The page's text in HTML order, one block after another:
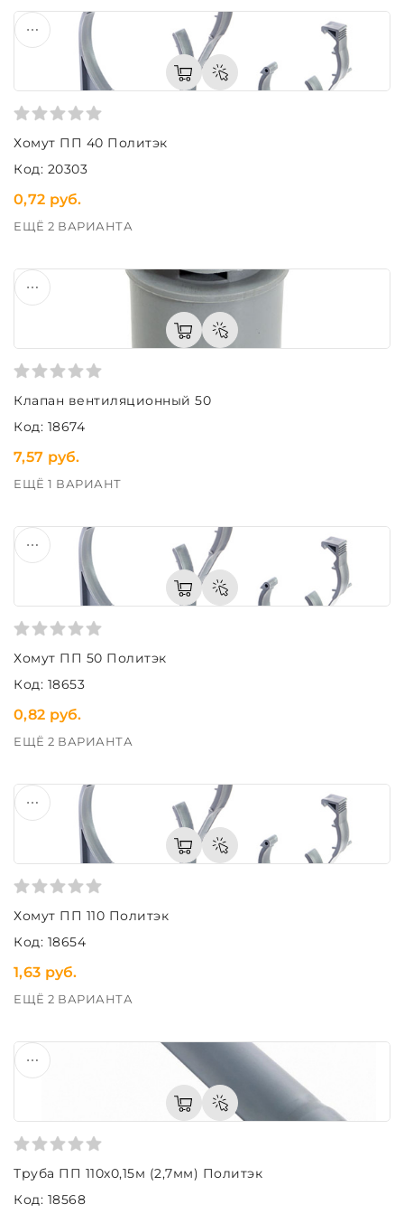
Хомут ПП 40 Политэк
Код: 20303
0,72 руб.
ЕЩЁ 2 ВАРИАНТА
Клапан вентиляционный 50
Код: 18674
7,57 руб.
ЕЩЁ 1 ВАРИАНТ
Хомут ПП 50 Политэк
Код: 18653
0,82 руб.
ЕЩЁ 2 ВАРИАНТА
Хомут ПП 110 Политэк
Код: 18654
1,63 руб.
ЕЩЁ 2 ВАРИАНТА
Труба ПП 110х0,15м (2,7мм) Политэк
Код: 18568